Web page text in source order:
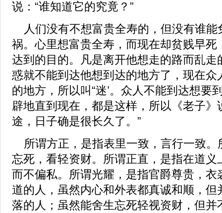
说：“谁知道它的究竟？”
人们没有不想富贵全寿的，但没有谁能
祸。心里想富贵全寿，而现在却贫贱早死
达到的目的。凡是离开他想走的路而乱走
惑就不能到达他想到达的地方了，现在众
的地方，所以叫“迷’。众人不能到达想要
辟地直到现在，都是这样，所以《老子》
途，日子确是很长久了。”
所谓方正，是指表里一致，言行一致。
忘死，看轻资财。所谓正直，是指在道义
而不偏私。所谓光耀，是指官爵尊贵，衣
道的人，虽然内心和外表都真诚和顺，但
落的人；虽然能舍生忘死轻视资财，但并